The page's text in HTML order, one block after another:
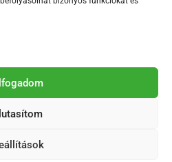
tevékenységét a
Mecenatúra program
Érd Megyei Jogú Város